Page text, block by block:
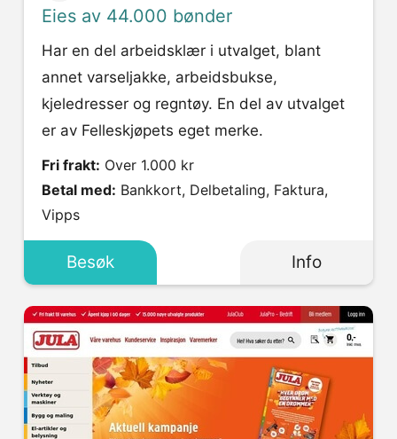
Eies av 44.000 bønder
Har en del arbeidsklær i utvalget, blant
annet varseljakke, arbeidsbukse,
kjeledresser og regntøy. En del av utvalget
er av Felleskjøpets eget merke.
Fri frakt: Over 1.000 kr
Betal med:
Vipps
Besøk Info